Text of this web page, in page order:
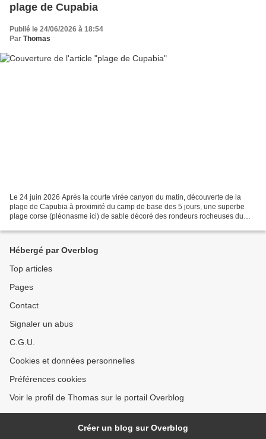
plage de Cupabia
Publié le 24/06/2026 à 18:54
Par Thomas
Le 24 juin 2026 Après la courte virée canyon du matin, découverte de la
plage de Capubia à proximité du camp de base des 5 jours, une superbe
plage corse (pléonasme ici) de sable décoré des rondeurs rocheuses du
Hébergé par Overblog
Top articles
Pages
Contact
Signaler un abus
C.G.U.
Cookies et données personnelles
Préférences cookies
Voir le profil de Thomas sur le portail Overblog
Créer un blog sur Overblog